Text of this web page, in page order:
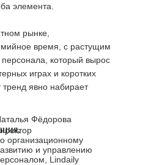
элемента.
рынке,
время, с растущим
который вырос
играх и коротких
тренд явно набирает
Фёдорова
организационному
и управлению
Lindaily